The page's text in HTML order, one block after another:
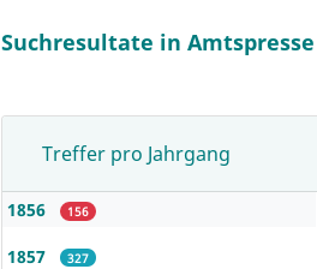
Suchresultate in
Treffer pro Jahrgang
1856 156
1857 327